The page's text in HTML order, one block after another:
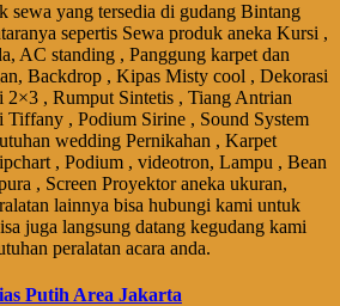
sewa yang tersedia di gudang Bintang
sepertis Sewa produk aneka Kursi ,
AC standing , Panggung karpet dan
Backdrop , Kipas Misty cool , Dekorasi
2×3 , Rumput Sintetis , Tiang Antrian
, Podium Sirine , Sound System
wedding Pernikahan , Karpet
, Podium , videotron, Lampu , Bean
, Screen Proyektor aneka ukuran,
lainnya bisa hubungi kami untuk
juga langsung datang kegudang kami
peralatan acara anda.